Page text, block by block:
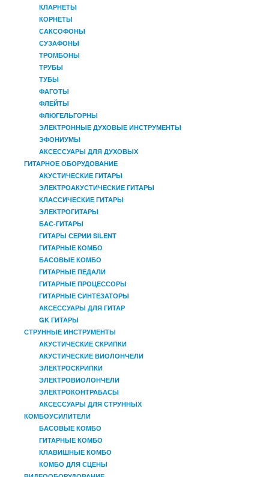
КЛАРНЕТЫ
КОРНЕТЫ
САКСОФОНЫ
СУЗАФОНЫ
ТРОМБОНЫ
ТРУБЫ
ТУБЫ
ФАГОТЫ
ФЛЕЙТЫ
ФЛЮГЕЛЬГОРНЫ
ЭЛЕКТРОННЫЕ ДУХОВЫЕ ИНСТРУМЕНТЫ
ЭФОНИУМЫ
АКСЕССУАРЫ ДЛЯ ДУХОВЫХ
ГИТАРНОЕ ОБОРУДОВАНИЕ
АКУСТИЧЕСКИЕ ГИТАРЫ
ЭЛЕКТРОАКУСТИЧЕСКИЕ ГИТАРЫ
КЛАССИЧЕСКИЕ ГИТАРЫ
ЭЛЕКТРОГИТАРЫ
БАС-ГИТАРЫ
ГИТАРЫ СЕРИИ SILENT
ГИТАРНЫЕ КОМБО
БАСОВЫЕ КОМБО
ГИТАРНЫЕ ПЕДАЛИ
ГИТАРНЫЕ ПРОЦЕССОРЫ
ГИТАРНЫЕ СИНТЕЗАТОРЫ
АКСЕССУАРЫ ДЛЯ ГИТАР
GK ГИТАРЫ
СТРУННЫЕ ИНСТРУМЕНТЫ
АКУСТИЧЕСКИЕ СКРИПКИ
АКУСТИЧЕСКИЕ ВИОЛОНЧЕЛИ
ЭЛЕКТРОСКРИПКИ
ЭЛЕКТРОВИОЛОНЧЕЛИ
ЭЛЕКТРОКОНТРАБАСЫ
АКСЕССУАРЫ ДЛЯ СТРУННЫХ
КОМБОУСИЛИТЕЛИ
БАСОВЫЕ КОМБО
ГИТАРНЫЕ КОМБО
КЛАВИШНЫЕ КОМБО
КОМБО ДЛЯ СЦЕНЫ